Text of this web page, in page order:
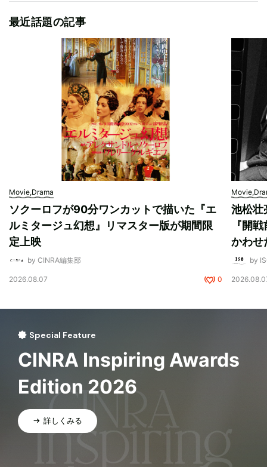
最近話題の記事
Movie,Drama
ソクーロフが90分ワンカットで描いた『エ
ルミタージュ幻想』リマスター版が期間限
定上映
by CINRA編集部
2026.08.07 0
池松壮
『開
かわせ
by
Special Feature
CINRA Inspiring Awards
Edition 2026
詳しくみる